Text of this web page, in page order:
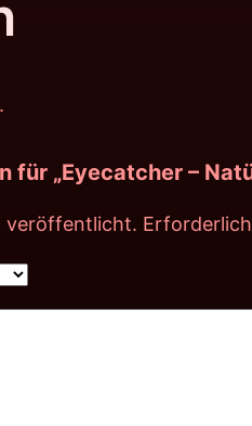
für „Eyecatcher –
veröffentlicht.